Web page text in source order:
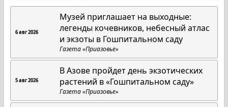
6 авг 2026
Музей приглашает на выходные:
легенды кочевников, небесный атлас
и экзоты в Гошпитальном саду
Газета «Приазовье»
5 авг 2026
В Азове пройдет день экзотических
растений в «Гошпитальном саду»
Газета «Приазовье»